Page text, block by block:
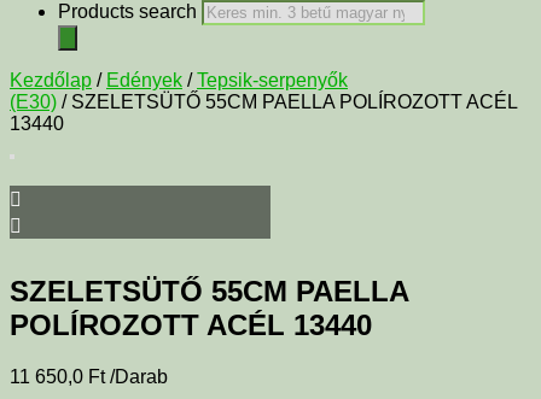
Products search
Kezdőlap / Edények /Tepsik-serpenyők
(E30) / SZELETSÜTŐ 55CM PAELLA POLÍROZOTT ACÉL
13440
SZELETSÜTŐ 55CM PAELLA
POLÍROZOTT ACÉL 13440
11 650,0 Ft /Darab